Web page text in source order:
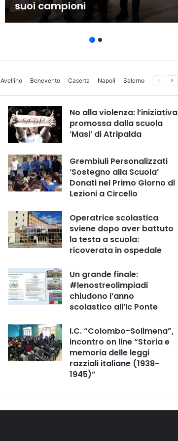
suoi campioni
Avellino Benevento Caserta Napoli Salerno
Pagina
No alla violenza: l’iniziativa
promossa dalla scuola
‘Masi’ di Atripalda
Grembiuli Personalizzati
‘Sostegno alla Scuola’
Donati nel Primo Giorno di
Lezioni a Circello
Operatrice scolastica
sviene dopo aver battuto
la testa a scuola:
ricoverata in ospedale
Un grande finale:
#lenostreolimpiadi
chiudono l’anno
scolastico all’Ic Ponte
I.C. “Colombo-Solimena”,
incontro on line “Storia e
memoria delle leggi
razziali italiane (1938-
1945)”